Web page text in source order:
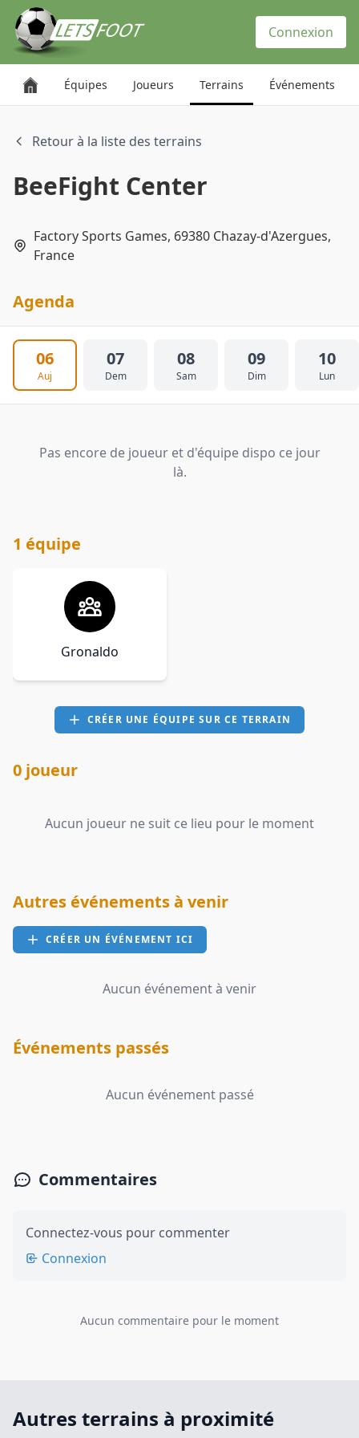
Connexion
Équipes Joueurs Terrains Événements
Retour à la liste des terrains
BeeFight Center
Factory Sports Games, 69380 Chazay-d'Azergues,
France
Agenda
06
Auj
07
Dem
08
Sam
09
Dim
10
Lun
Pas encore de joueur et d'équipe dispo ce jour
là.
1 équipe
Gronaldo
CRÉER UNE ÉQUIPE SUR CE TERRAIN
0 joueur
Aucun joueur ne suit ce lieu pour le moment
Autres événements à venir
CRÉER UN ÉVÉNEMENT ICI
Aucun événement à venir
Événements passés
Aucun événement passé
Commentaires
Connectez-vous pour commenter
Connexion
Aucun commentaire pour le moment
Autres terrains à proximité
Panneau de gestion des cookies